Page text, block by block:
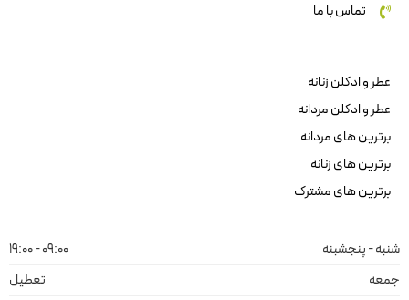
تماس با ما
عطر و ادکلن زنانه
عطر و ادکلن مردانه
برترین های مردانه
برترین های زنانه
برترین های مشترک
شنبه - پنجشبنه
09:00 - 19:00
جمعه
تعطیل